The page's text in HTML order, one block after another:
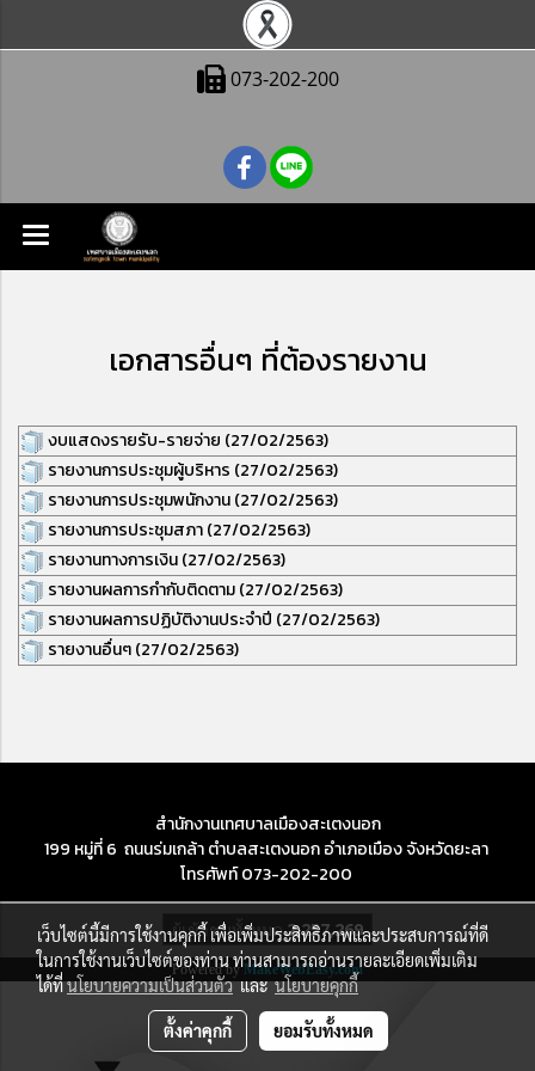
073-202-200
เอกสารอื่นๆ ที่ต้องรายงาน
งบแสดงรายรับ-รายจ่าย (27/02/2563)
รายงานการประชุมผู้บริหาร (27/02/2563)
รายงานการประชุมพนักงาน (27/02/2563)
รายงานการประชุมสภา(27/02/2563)
รายงานทางการเงิน(27/02/2563)
รายงานผลการกำกับติดตาม(27/02/2563)
รายงานผลการปฏิบัติงานประจำปี (27/02/2563)
รายงานอื่นๆ (27/02/2563)
สำนักงานเทศบาลเมืองสะเตงนอก
199 หมู่ที่ 6 ถนนร่มเกล้า ตำบลสะเตงนอก อำเภอเมือง จังหวัดยะลา
โทรศัพท์ 073-202-200
ผู้เข้าชมทั้งหมด 2,257,269
Powered byMakeWebEasy.com
เว็บไซต์นี้มีการใช้งานคุกกี้ เพื่อเพิ่มประสิทธิภาพและประสบการณ์ที่ดี
ในการใช้งานเว็บไซต์ของท่าน ท่านสามารถอ่านรายละเอียดเพิ่มเติม
ได้ที่นโยบายความเป็นส่วนตัวและนโยบายคุกกี้
ตั้งค่าคุกกี้ ยอมรับทั้งหมด